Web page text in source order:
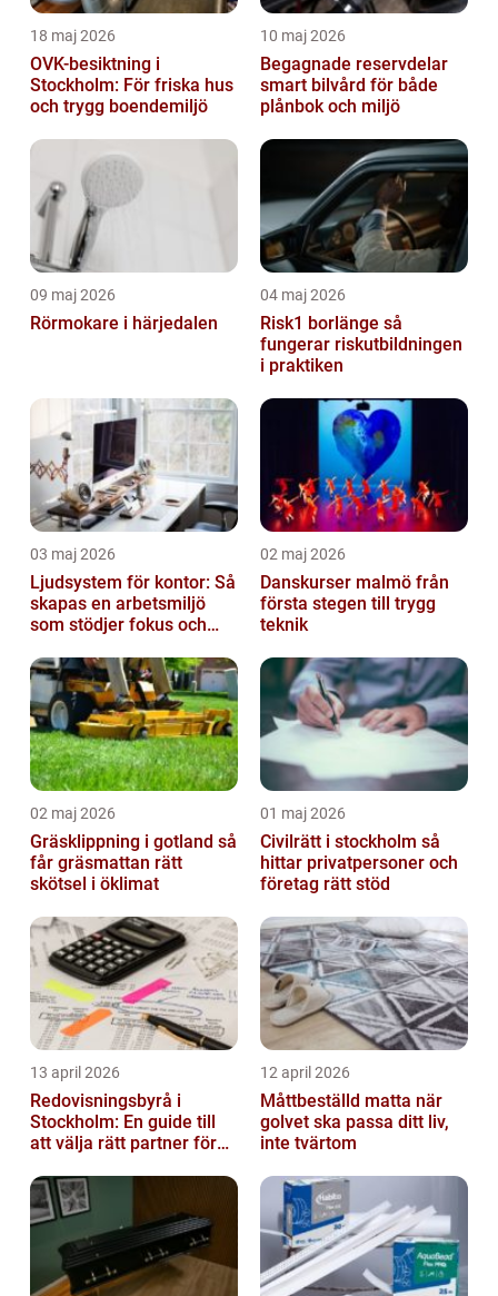
18 maj 2026
OVK-besiktning i
Stockholm: För friska hus
och trygg boendemiljö
10 maj 2026
Begagnade reservdelar
smart bilvård för både
plånbok och miljö
09 maj 2026
Rörmokare i härjedalen
04 maj 2026
Risk1 borlänge så
fungerar riskutbildningen
i praktiken
03 maj 2026
Ljudsystem för kontor: Så
skapas en arbetsmiljö
som stödjer fokus och
02 maj 2026
Danskurser malmö från
första stegen till trygg
teknik
02 maj 2026
Gräsklippning i gotland så
får gräsmattan rätt
skötsel i öklimat
01 maj 2026
Civilrätt i stockholm så
hittar privatpersoner och
företag rätt stöd
13 april 2026
Redovisningsbyrå i
Stockholm: En guide till
att välja rätt partner för
12 april 2026
Måttbeställd matta när
golvet ska passa ditt liv,
inte tvärtom